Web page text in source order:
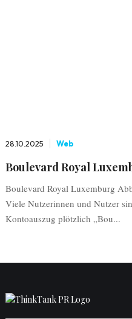
28.10.2025 Web
Boulevard Royal
Boulevard Royal Luxemburg
Viele Nutzerinnen und Nutzer
Kontoauszug plötzlich „Bou...